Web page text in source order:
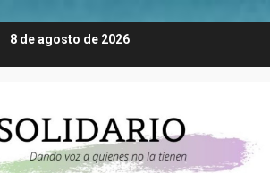
8 de agosto de 2026